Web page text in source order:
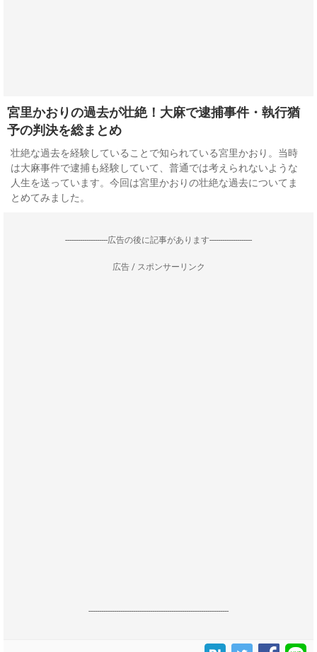
宮里かおりの過去が壮絶！大麻で逮捕事件・執行猶
予の判決を総まとめ
壮絶な過去を経験していることで知られている宮里かおり。当時
は大麻事件で逮捕も経験していて、普通では考えられないような
人生を送っています。今回は宮里かおりの壮絶な過去についてま
とめてみました。
--------------------広告の後に記事があります--------------------
広告 / スポンサーリンク
------------------------------------------------------------------